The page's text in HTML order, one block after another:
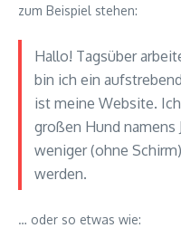
zum Beispiel stehen:
Hallo! Tagsüber
bin ich ein
ist meine Website.
großen Hund namens
weniger (ohne
werden.
… oder so etwas wie: